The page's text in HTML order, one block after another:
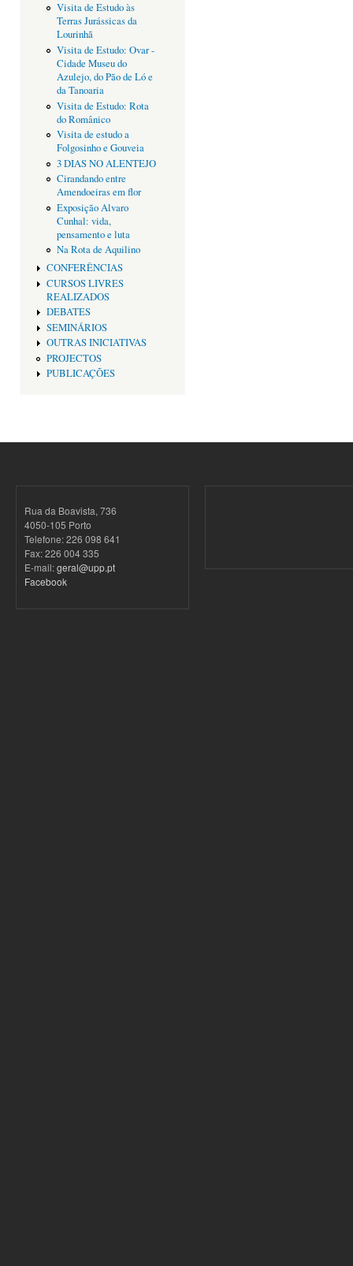
Visita de Estudo às
Terras Jurássicas da
Lourinhã
Visita de Estudo: Ovar -
Cidade Museu do
Azulejo, do Pão de Ló e
da Tanoaria
Visita de Estudo: Rota
do Românico
Visita de estudo a
Folgosinho e Gouveia
3 DIAS NO ALENTEJO
Cirandando entre
Amendoeiras em flor
Exposição Alvaro
Cunhal: vida,
pensamento e luta
Na Rota de Aquilino
CONFERÊNCIAS
CURSOS LIVRES
REALIZADOS
DEBATES
SEMINÁRIOS
OUTRAS INICIATIVAS
PROJECTOS
PUBLICAÇÕES
Rua da Boavista, 736
4050-105 Porto
Telefone: 226 098 641
Fax: 226 004 335
E-mail:geral@upp.pt
Facebook